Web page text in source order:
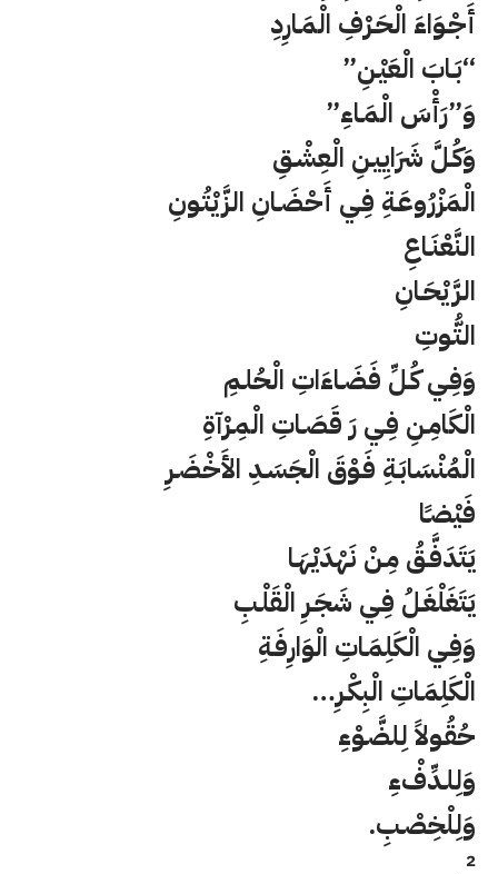
أَجْـوَاءَ الْحَـرْفِ الْمَـارِدِ
“بَـابَ الْعَيْـنِ”
وَ”رَأْسَ الْمَـاءِ”
وَكُـلَّ شَرَايِيـنِ الْعِشْـقِ
الْمَزْرُوعَـةِ فِـي أَحْضَـانِ الزَّيْتُـونِ
النَّعْنَـاعِ
الرَّيْحَـانِ
التُّـوتِ
وَفِـي كُـلِّ فَضَـاءَاتِ الْحُلـمِ
الْكَامِـنِ فِـي رَ قَصَـاتِ الْمِـرْآةِ
الْمُنْسَابَـةِ فَـوْقَ الْجَسَـدِ الأَخْضَـرِ
فَيْضـًا
يَتَدَفَّـقُ مِـنْ نَهْدَيْهَـا
يَتَغَلْغَـلُ فِـي شَجَـرِ الْقَلْـبِ
وَفِـي الْكَلِمَـاتِ الْوَارِفَـةِ
الْكَلِمَـاتِ الْبِكْـرِ…
حُقُـولاً لِلضَّـوْءِ
وَلِلـدِّفْءِ
وَلِلْخِصْـبِ.
2